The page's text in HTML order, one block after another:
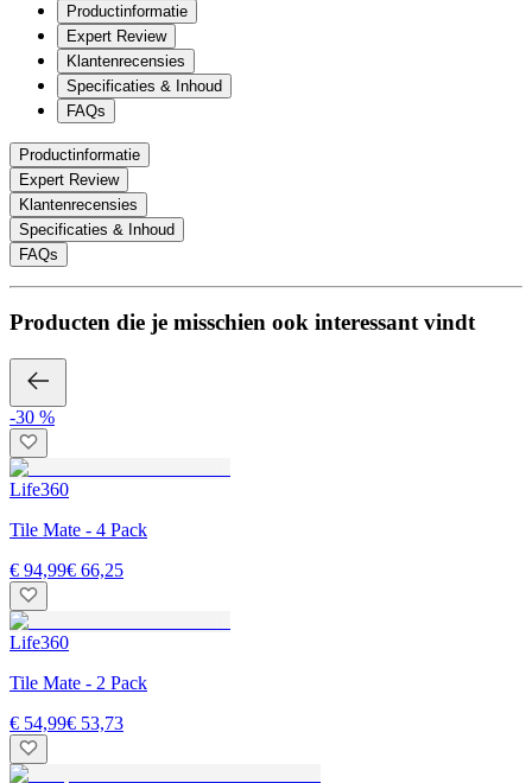
Productinformatie
Expert Review
Klantenrecensies
Specificaties & Inhoud
FAQs
Productinformatie
Expert Review
Klantenrecensies
Specificaties & Inhoud
FAQs
Producten die je misschien ook interessant vindt
-30 %
Life360
Tile Mate - 4 Pack
€ 94,99€ 66,25
Life360
Tile Mate - 2 Pack
€ 54,99€ 53,73